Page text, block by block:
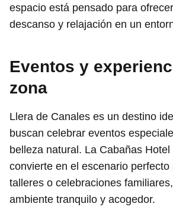
espacio está pensado para
descanso y relajación en un
Eventos y
zona
Llera de Canales es un destino
buscan celebrar eventos
belleza natural. La Cabañas
convierte en el escenario perfecto
talleres o celebraciones
ambiente tranquilo y acogedor.